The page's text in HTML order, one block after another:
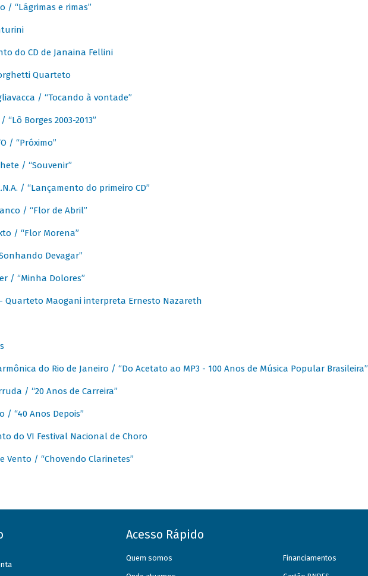
/ “Lágrimas e rimas”
do CD de Janaina Fellini
Quarteto
/ “Tocando à vontade”
“Lô Borges 2003-2013”
/ “Próximo”
/ “Souvenir”
/ “Lançamento do primeiro CD”
/ “Flor de Abril”
/ “Flor Morena”
Devagar”
/ “Minha Dolores”
Quarteto Maogani interpreta Ernesto Nazareth
do Rio de Janeiro / “Do Acetato ao MP3 - 100 Anos de Música Popular Brasileira”
/ “20 Anos de Carreira”
/ “40 Anos Depois”
do VI Festival Nacional de Choro
Vento / “Chovendo Clarinetes”
Acesso Rápido
Quem somos Financiamentos